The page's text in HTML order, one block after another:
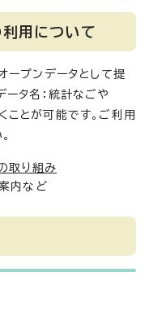
用について
ープンデータとして提
ータ名：統計なごや
ことが可能です。ご利用
取り組み
内など